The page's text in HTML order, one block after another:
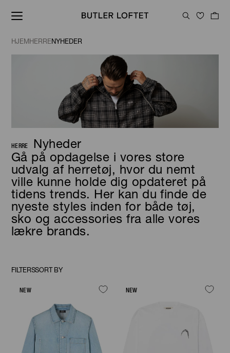
HJEMHERRENYHEDER
HERRE
Nyheder
Gå på opdagelse i vores store
udvalg af herretøj, hvor du nemt
ville kunne holde dig opdateret på
tidens trends. Her kan du finde de
nyeste styles inden for både tøj,
sko og accessories fra alle vores
lækre brands.
FILTERSSORT BY
Sort
NEW NEW